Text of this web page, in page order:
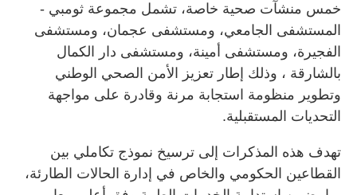
خمس منشآت صحية خاصة، تشمل مجموعة ثومبي -
المستشفى الجامعي، ومستشفى عجمان، ومستشفى
الفجيرة، ومستشفى أمينة، ومستشفى دار الكمال
بالشارقة ، وذلك إطار تعزيز الأمن الصحي الوطني
وتطوير منظومة استجابة مرنة وقادرة على مواجهة
التحديات المستقبلية.
تهدف هذه المذكرات إلى ترسيخ نموذج تكاملي بين
القطاعين الحكومي والخاص في إدارة الحالات الطارئة،